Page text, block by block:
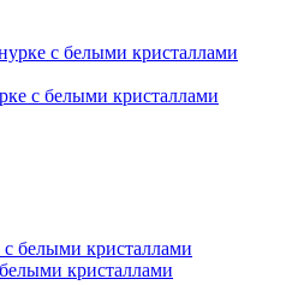
с белыми кристаллами
кристаллами